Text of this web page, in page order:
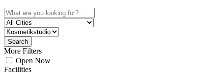
Search
More Filters
Open Now
Facilities